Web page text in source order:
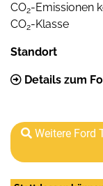
CO2-Emissionen
CO2-Klasse
Standort
Details zum
Weitere Ford